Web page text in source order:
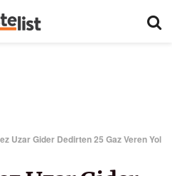
Uzar Gider Dedirten 25 Gaz Veren Yol